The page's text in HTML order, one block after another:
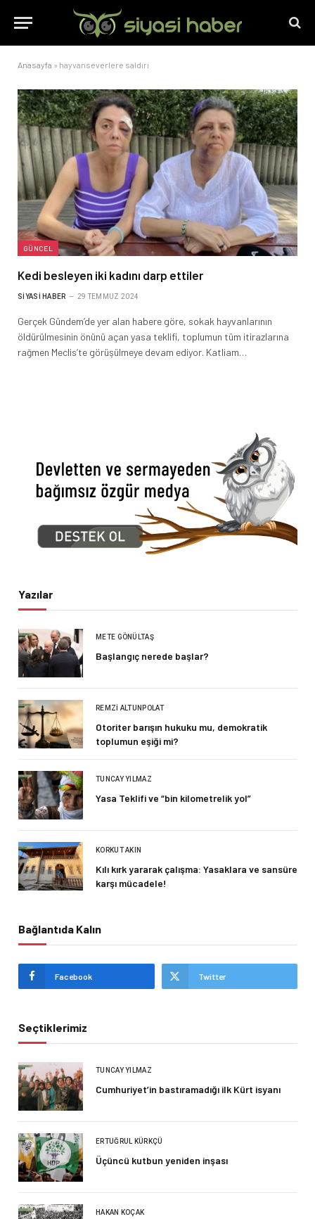
Anasayfa » hayvanseverlere saldırı
GÜNCEL
Kedi besleyen iki kadını darp ettiler
SIYASI HABER 29 TEMMUZ 2024
Gerçek Gündem’de yer alan habere göre, sokak hayvanlarının
öldürülmesinin önünü açan yasa teklifi, toplumun tüm itirazlarına
rağmen Meclis’te görüşülmeye devam ediyor. Katliam…
Yazılar
METE GÖNÜLTAŞ
Başlangıç nerede başlar?
REMZI ALTUNPOLAT
Otoriter barışın hukuku mu, demokratik
toplumun eşiği mi?
TUNCAY YILMAZ
Yasa Teklifi ve “bin kilometrelik yol”
KORKUT AKIN
Kılı kırk yararak çalışma: Yasaklara ve sansüre
karşı mücadele!
Bağlantıda Kalın
Facebook Twitter
Seçtiklerimiz
TUNCAY YILMAZ
Cumhuriyet’in bastıramadığı ilk Kürt isyanı
ERTUĞRUL KÜRKÇÜ
Üçüncü kutbun yeniden inşası
HAKAN KOÇAK